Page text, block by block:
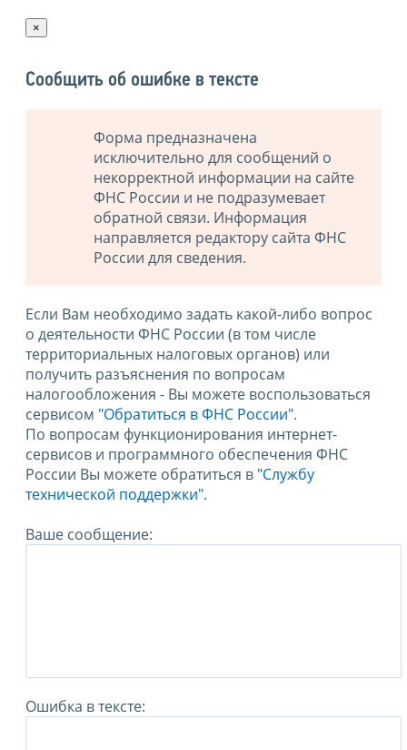
×
Сообщить об ошибке в тексте
Форма предназначена
исключительно для сообщений о
некорректной информации на сайте
ФНС России и не подразумевает
обратной связи. Информация
направляется редактору сайта ФНС
России для сведения.
Если Вам необходимо задать какой-либо вопрос
о деятельности ФНС России (в том числе
территориальных налоговых органов) или
получить разъяснения по вопросам
налогообложения - Вы можете воспользоваться
сервисом "Обратиться в ФНС России".
По вопросам функционирования интернет-
сервисов и программного обеспечения ФНС
России Вы можете обратиться в "Службу
технической поддержки".
Ваше сообщение:
Ошибка в тексте: